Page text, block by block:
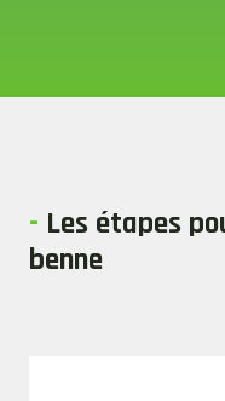
- Les étapes
benne